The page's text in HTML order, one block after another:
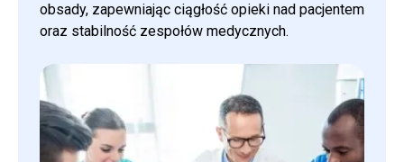
obsady, zapewniając ciągłość opieki nad pacjentem
oraz stabilność zespołów medycznych.